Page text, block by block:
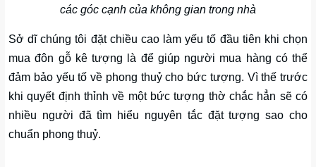
các góc cạnh của không gian trong nhà
Sở dĩ chúng tôi đặt chiều cao làm yếu tố đầu tiên khi chọn
mua đôn gỗ kê tượng là để giúp người mua hàng có thể
đảm bảo yếu tố về phong thuỷ cho bức tượng. Vì thế trước
khi quyết định thỉnh về một bức tượng thờ chắc hẳn sẽ có
nhiều người đã tìm hiểu nguyên tắc đặt tượng sao cho
chuẩn phong thuỷ.